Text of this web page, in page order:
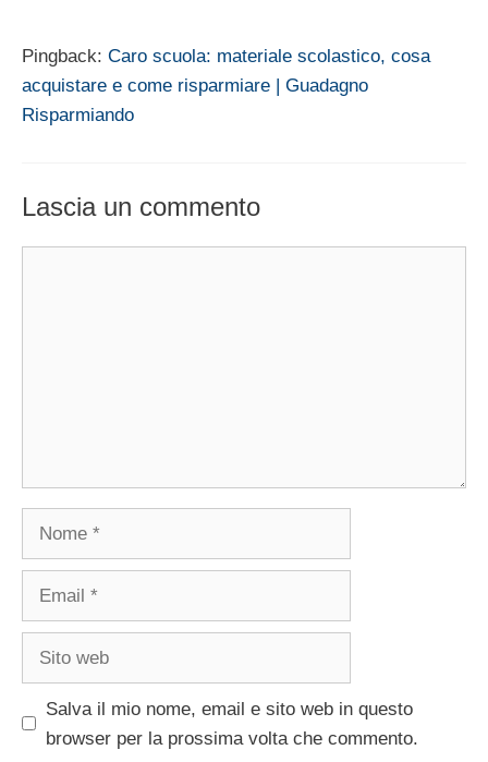
Pingback: Caro scuola: materiale scolastico, cosa
acquistare e come risparmiare | Guadagno
Risparmiando
Lascia un commento
Nome
Email
Sito
Salva il mio nome, email e sito web in questo
browser per la prossima volta che commento.